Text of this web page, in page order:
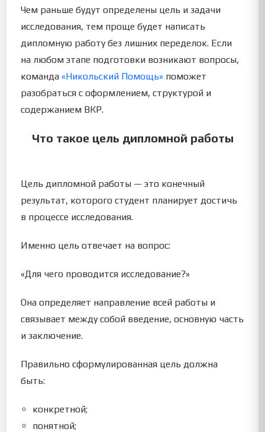
Чем раньше будут определены цель и задачи
исследования, тем проще будет написать
дипломную работу без лишних переделок. Если
на любом этапе подготовки возникают вопросы,
команда«Никольский Помощь» поможет
разобраться с оформлением, структурой и
содержанием ВКР.
Что такое цель дипломной работы
Цель дипломной работы — это конечный
результат, которого студент планирует достичь
в процессе исследования.
Именно цель отвечает на вопрос:
«Для чего проводится исследование?»
Она определяет направление всей работы и
связывает между собой введение, основную часть
и заключение.
Правильно сформулированная цель должна
быть:
конкретной;
понятной;